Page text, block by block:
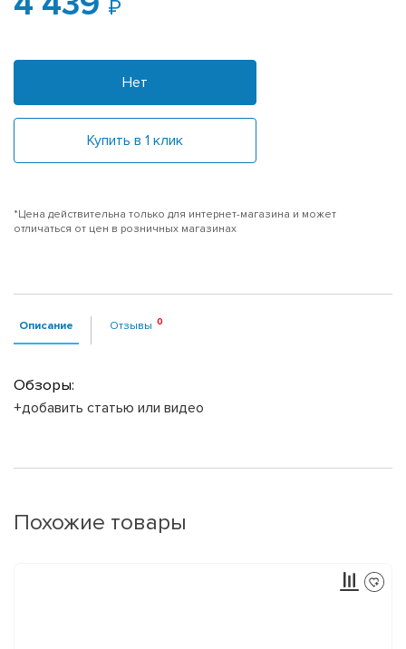
Нет
Купить в 1 клик
*Цена действительна только для интернет-магазина и может
отличаться от цен в розничных магазинах
Описание Отзывы
Обзоры:
+добавить статью или видео
Похожие товары